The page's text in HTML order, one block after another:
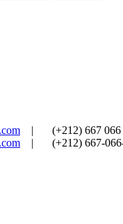
|
(+212) 667
|
(+212) 667-